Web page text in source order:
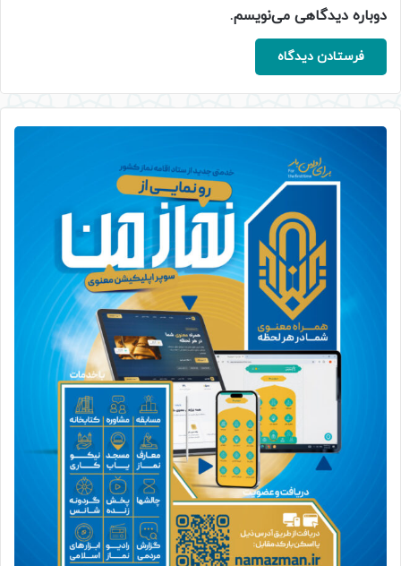
دوباره دیدگاهی می‌نویسم.